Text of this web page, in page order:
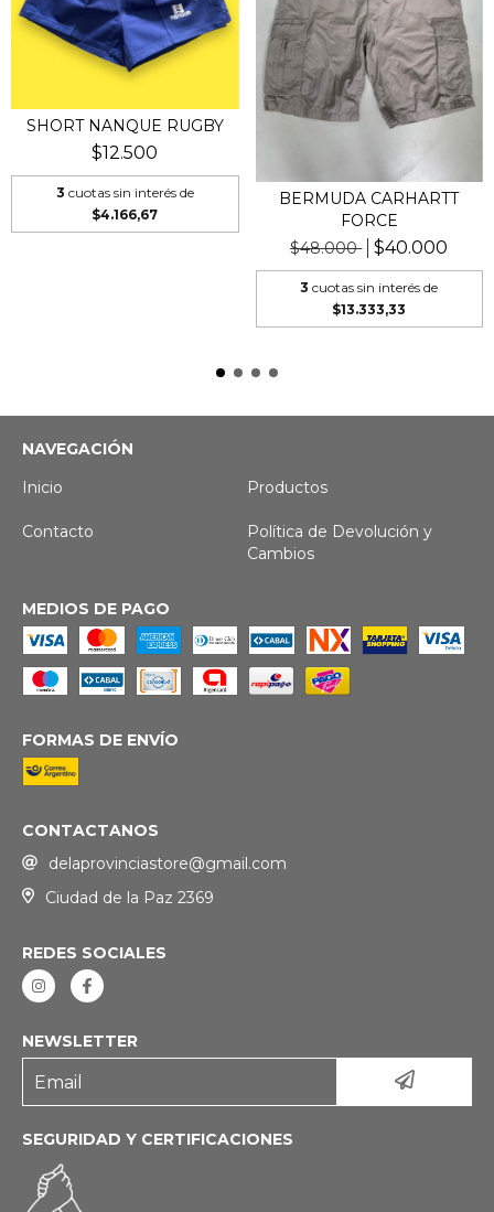
SHORT NANQUE RUGBY
$12.500
3 cuotas sin interés de
$4.166,67
BERMUDA CARHARTT
FORCE
$48.000
$40.000
3 cuotas sin interés de
$13.333,33
NAVEGACIÓN
Inicio
Productos
Contacto
Política de Devolución y
Cambios
MEDIOS DE PAGO
FORMAS DE ENVÍO
CONTACTANOS
delaprovinciastore@gmail.com
Ciudad de la Paz 2369
REDES SOCIALES
NEWSLETTER
SEGURIDAD Y CERTIFICACIONES